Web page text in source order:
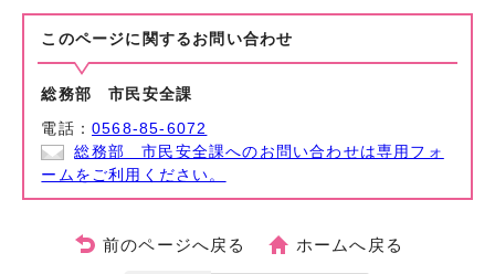
このページに関する お問い合わせ
総務部 市民安全課
電話：0568-85-6072
総務部 市民安全課へのお問い合わせは専用フォ
ームをご利用ください。
前のページへ戻る ホームへ戻る